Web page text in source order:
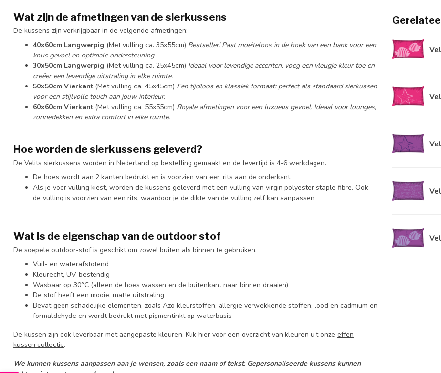
Wat zijn de afmetingen van de sierkussens
De kussens zijn verkrijgbaar in de volgende afmetingen:
40x60cm Langwerpig (Met vulling ca. 35x55cm) Bestseller! Past moeiteloos in de hoek van een bank voor een
knus gevoel en optimale ondersteuning.
30x50cm Langwerpig (Met vulling ca. 25x45cm) Ideaal voor levendige accenten: voeg een vleugje kleur toe en
creëer een levendige uitstraling in elke ruimte.
50x50cm Vierkant (Met vulling ca. 45x45cm) Een tijdloos en klassiek formaat: perfect als standaard sierkussen
voor een stijlvolle touch aan jouw interieur.
60x60cm Vierkant (Met vulling ca. 55x55cm) Royale afmetingen voor een luxueus gevoel. Ideaal voor lounges,
zonnedekken en extra comfort in elke ruimte.
Hoe worden de sierkussens geleverd?
De Velits sierkussens worden in Nederland op bestelling gemaakt en de levertijd is 4-6 werkdagen.
De hoes wordt aan 2 kanten bedrukt en is voorzien van een rits aan de onderkant.
Als je voor vulling kiest, worden de kussens geleverd met een vulling van virgin polyester staple fibre. Ook
de vulling is voorzien van een rits, waardoor je de dikte van de vulling zelf kan aanpassen
Wat is de eigenschap van de outdoor stof
De soepele outdoor-stof is geschikt om zowel buiten als binnen te gebruiken.
Vuil- en waterafstotend
Kleurecht, UV-bestendig
Wasbaar op 30°C (alleen de hoes wassen en de buitenkant naar binnen draaien)
De stof heeft een mooie, matte uitstraling
Bevat geen schadelijke elementen, zoals Azo kleurstoffen, allergie verwekkende stoffen, lood en cadmium en
formaldehyde en wordt bedrukt met pigmentinkt op waterbasis
De kussen zijn ook leverbaar met aangepaste kleuren. Klik hier voor een overzicht van kleuren uit onze effen
kussen collectie.
We kunnen kussens aanpassen aan je wensen, zoals een naam of tekst. Gepersonaliseerde kussens kunnen